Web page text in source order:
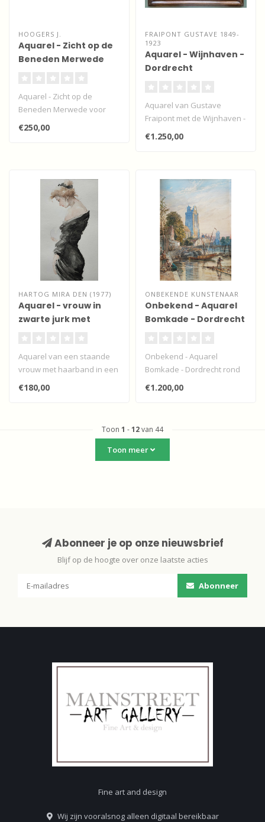
HOOGERS J.
Aquarel - Zicht op de
Beneden Merwede
Aquarel - Zicht op de
Beneden Merwede voor
Dordrecht vanaf het
Groothoofd. Rech..
€250,00
FRAIPONT GUSTAVE 1849-
1923
Aquarel - Wijnhaven -
Dordrecht
Aquarel van Gustave
Fraipont met de Wijnhaven -
Dordrecht
€1.250,00
HARTOG MIRA DEN (1977)
Aquarel - vrouw in
zwarte jurk met
Aquarel van een staande
vrouw met haarband in een
zwarte jurk met een glazen
€180,00
ONBEKENDE KUNSTENAAR
Onbekend - Aquarel
Bomkade - Dordrecht
Onbekend - Aquarel
Bomkade - Dordrecht rond
1850 waarbij de mensen
gekleed zijn ..
€1.200,00
Toon 1 -12van 44
Toon meer
Abonneer je op onze nieuwsbrief
Blijf op de hoogte over onze laatste acties
Abonneer
Fine art and design
Wij zijn vooralsnog alleen digitaal bereikbaar